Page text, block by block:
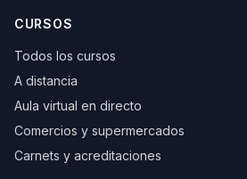
CURSOS
Todos los cursos
A distancia
Aula virtual en directo
Comercios y supermercados
Carnets y acreditaciones